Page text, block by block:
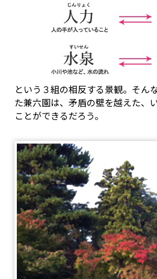
という３組の相反する景観。そん
た兼六園は、矛盾の壁を越えた、
ことができるだろう。